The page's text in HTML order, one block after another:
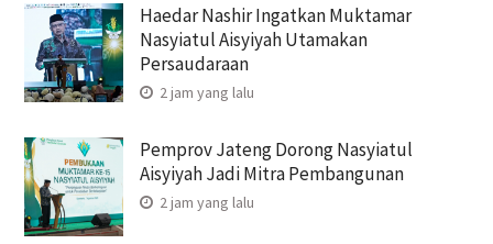
Haedar Nashir Ingatkan Muktamar
Nasyiatul Aisyiyah Utamakan
Persaudaraan
2 jam yang lalu
Pemprov Jateng Dorong Nasyiatul
Aisyiyah Jadi Mitra Pembangunan
2 jam yang lalu